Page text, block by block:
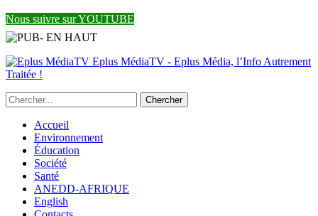
Nous suivre sur YOUTUBE
Eplus MédiaTV - Eplus Média, l’Info Autrement
Traitée !
Accueil
Environnement
Éducation
Société
Santé
ANEDD-AFRIQUE
English